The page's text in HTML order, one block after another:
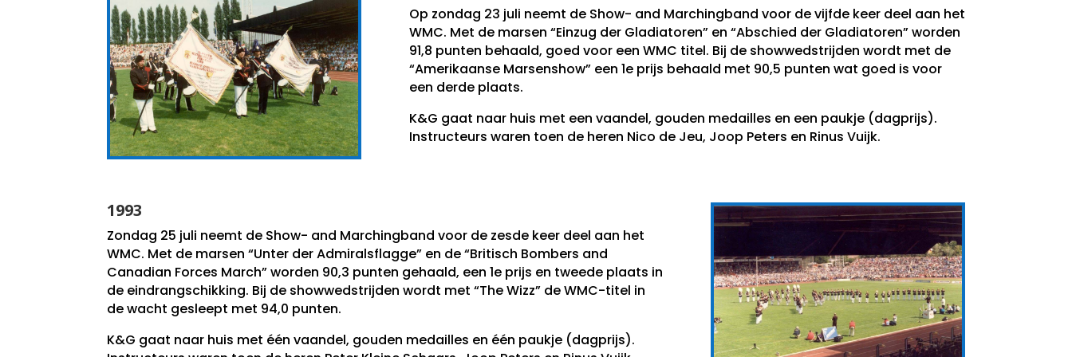
Op zondag 23 juli neemt de Show- and Marchingband voor de vijfde keer deel aan het
WMC. Met de marsen “Einzug der Gladiatoren” en “Abschied der Gladiatoren” worden
91,8 punten behaald, goed voor een WMC titel. Bij de showwedstrijden wordt met de
“Amerikaanse Marsenshow” een 1e prijs behaald met 90,5 punten wat goed is voor
een derde plaats.
K&G gaat naar huis met een vaandel, gouden medailles en een paukje (dagprijs).
Instructeurs waren toen de heren Nico de Jeu, Joop Peters en Rinus Vuijk.
1993
Zondag 25 juli neemt de Show- and Marchingband voor de zesde keer deel aan het
WMC. Met de marsen “Unter der Admiralsflagge” en de “Britisch Bombers and
Canadian Forces March” worden 90,3 punten gehaald, een 1e prijs en tweede plaats in
de eindrangschikking. Bij de showwedstrijden wordt met “The Wizz” de WMC-titel in
de wacht gesleept met 94,0 punten.
K&G gaat naar huis met één vaandel, gouden medailles en één paukje (dagprijs).